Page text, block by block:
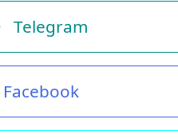
Telegram
Facebook